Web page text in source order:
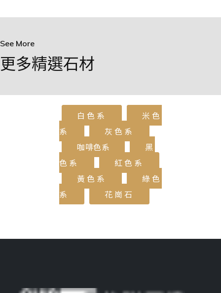
See More
更多精選石材
白色系
米色
系
灰色系
咖啡色系
黑
色系
紅色系
黃色系
綠色
系
花崗石